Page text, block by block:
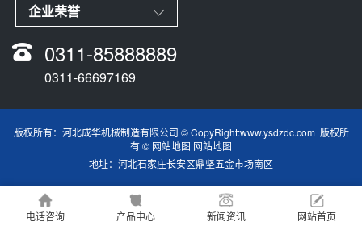
企业荣誉
0311-85888889
0311-66697169
版权所有：河北成华机械制造有限公司 © CopyRight:www.ysdzdc.com版权所
有 © 网站地图 网站地图
地址：河北石家庄长安区鼎坚五金市场南区
电话咨询 产品中心 新闻资讯 网站首页